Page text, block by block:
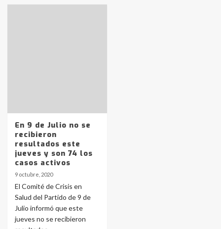
En 9 de Julio no se
recibieron
resultados este
jueves y son 74 los
casos activos
9 octubre, 2020
El Comité de Crisis en
Salud del Partido de 9 de
Julio informó que este
jueves no se recibieron
4
5
Los precios de los combustibles en
La Pampa, desde YPF hasta Axion
La Bolsa de Cereales de Bahía
Blanca anticipa que Agosto vendrá
con lluvias y heladas, en gran parte